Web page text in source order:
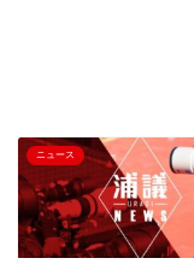
ニュース